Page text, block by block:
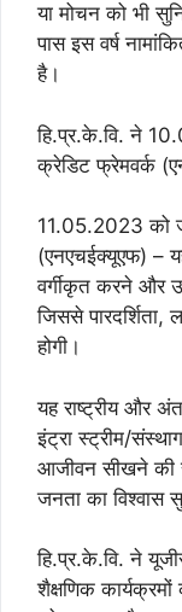
या मोचन को भी
पास इस वर्ष
है।
हि.प्र.के.वि. ने
क्रेडिट फ्रेमवर्क
11.05.2023 को
(एनएचईक्यूएफ) –
वर्गीकृत करने और
जिससे पारदर्शिता,
होगी।
यह राष्ट्रीय और
इंट्रा स्ट्रीम/
आजीवन सीखने की
जनता का विश्वास
हि.प्र.के.वि. ने
शैक्षणिक